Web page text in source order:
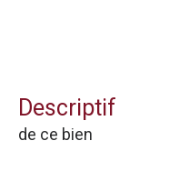
descriptif
de ce bien